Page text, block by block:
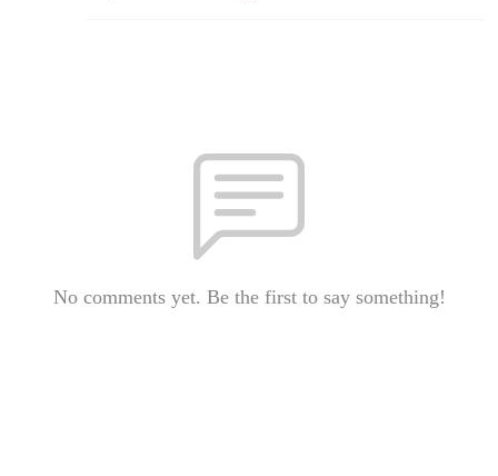
No comments yet. Be the first to say something!